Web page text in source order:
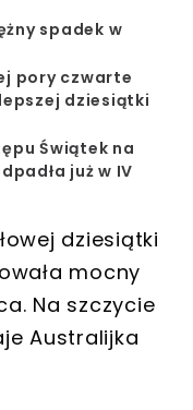
spadek w
pory czwarte
dziesiątki
Świątek na
już w IV
dziesiątki
mocny
Na szczycie
Australijka